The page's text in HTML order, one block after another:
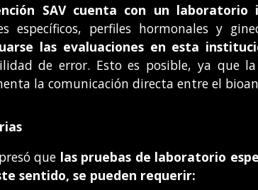
SAV cuenta con un laboratorio
específicos, perfiles hormonales y
las evaluaciones en esta
de error. Esto es posible, ya que
la comunicación directa entre el
que las pruebas de laboratorio
sentido, se pueden requerir: